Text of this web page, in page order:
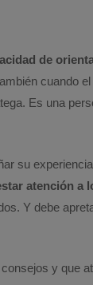
de
cuando
Es una
su
atención a
Y debe
y que